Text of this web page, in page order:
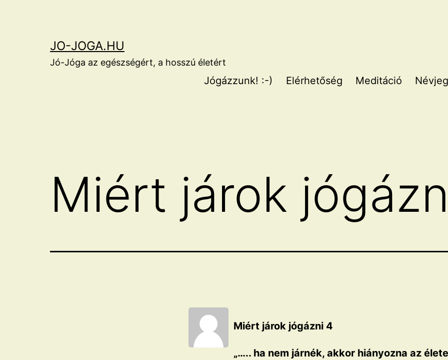
tartalomhozJO-JOGA.HU
Jó-Jóga az egészségért, a hosszú életért
Jógázzunk! :-) Elérhetőség Meditáció
Miért járok
Miért járok jógázni 4
„….. ha nem járnék, akkor hiányozna az